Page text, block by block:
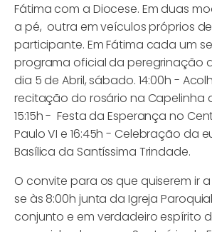
Fátima com a Diocese. Em duas
a pé, outra em veículos próprios
participante. Em Fátima cada um
programa oficial da peregrinação
dia 5 de Abril, sábado. 14:00h -
recitação do rosário na Capelinha
15:15h - Festa da Esperança no
Paulo VI e 16:45h - Celebração da
Basílica da Santíssima Trindade.
O convite para os que quiserem ir
se às 8:00h junta da Igreja
conjunto e em verdadeiro espírito